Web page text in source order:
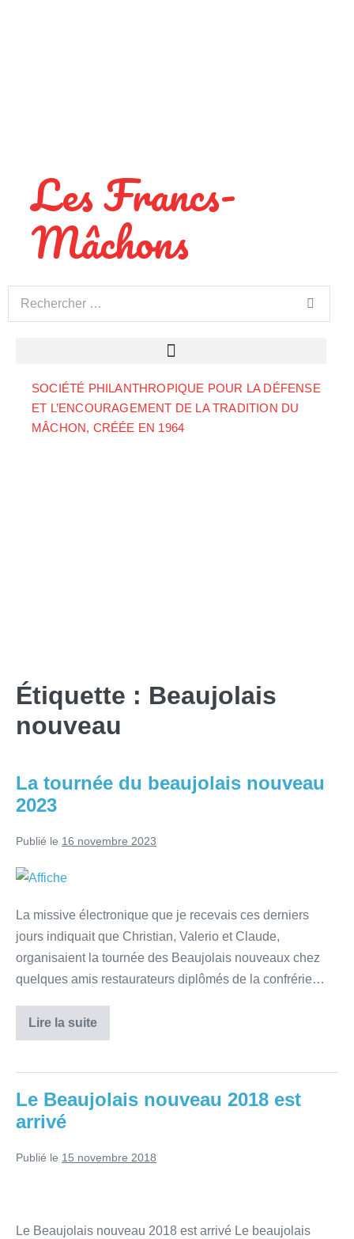
Les Francs-
Mâchons
SOCIÉTÉ PHILANTHROPIQUE POUR LA DÉFENSE
ET L’ENCOURAGEMENT DE LA TRADITION DU
MÂCHON, CRÉÉE EN 1964
Étiquette : Beaujolais
nouveau
La tournée du beaujolais nouveau
2023
Publié le 16 novembre 2023
La missive électronique que je recevais ces derniers
jours indiquait que Christian, Valerio et Claude,
organisaient la tournée des Beaujolais nouveaux chez
quelques amis restaurateurs diplômés de la confrérie…
Lire la suite
Le Beaujolais nouveau 2018 est
arrivé
Publié le 15 novembre 2018
Le Beaujolais nouveau 2018 est arrivé Le beaujolais